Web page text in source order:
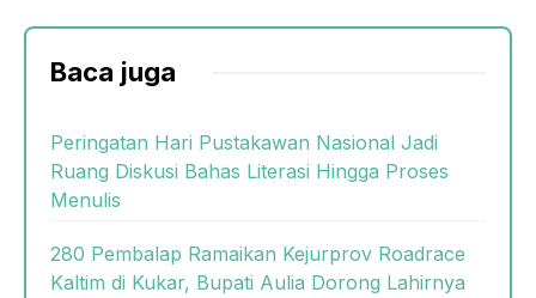
Baca juga
Peringatan Hari Pustakawan Nasional Jadi
Ruang Diskusi Bahas Literasi Hingga Proses
Menulis
280 Pembalap Ramaikan Kejurprov Roadrace
Kaltim di Kukar, Bupati Aulia Dorong Lahirnya